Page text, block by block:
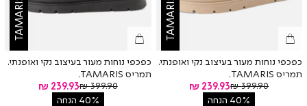
TAMARIS
כפכפי נוחות מעור בעיצוב נקי ואופנתי.
תמריס TAMARIS.
מחיר
מוצר
239.93 ₪
מחיר
399.90 ₪
40% הנחה
TAMARIS
כפכפי נוחות מעור בעיצוב נקי ואופנתי.
תמריס TAMARIS.
מחיר
מוצר
239.93 ₪
מחיר
399.90 ₪
40% הנחה